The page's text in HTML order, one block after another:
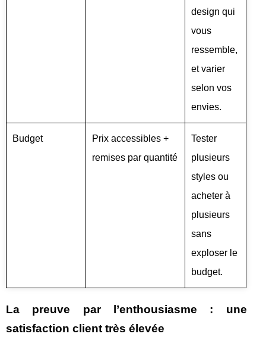
design qui
vous
ressemble,
et varier
selon vos
envies.
Budget
Prix accessibles +
remises par quantité
Tester
plusieurs
styles ou
acheter à
plusieurs
sans
exploser le
budget.
La preuve par l’enthousiasme : une
satisfaction client très élevée